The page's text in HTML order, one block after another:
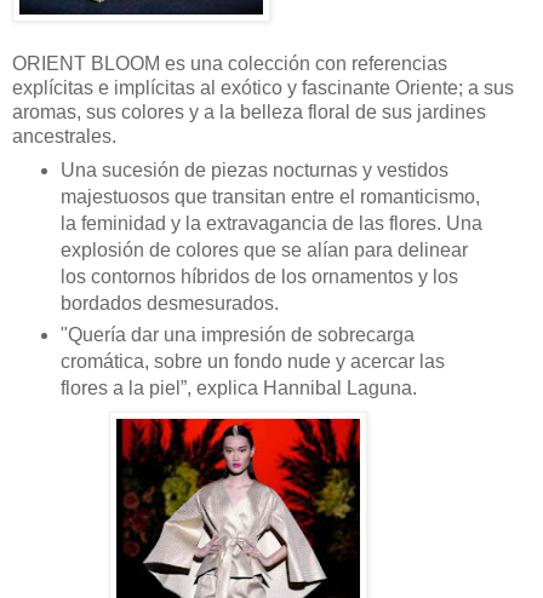
ORIENT BLOOM es una colección con referencias
explícitas e implícitas al exótico y fascinante Oriente; a sus
aromas, sus colores y a la belleza floral de sus jardines
ancestrales.
Una sucesión de piezas nocturnas y vestidos
majestuosos que transitan entre el romanticismo,
la feminidad y la extravagancia de las flores. Una
explosión de colores que se alían para delinear
los contornos híbridos de los ornamentos y los
bordados desmesurados.
"Quería dar una impresión de sobrecarga
cromática, sobre un fondo nude y acercar las
flores a la piel”, explica Hannibal Laguna.